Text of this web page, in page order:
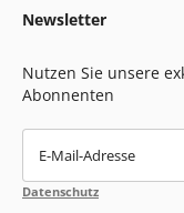
Newsletter
Nutzen Sie unsere
Abonnenten
E-Mail-Adresse
Datenschutz